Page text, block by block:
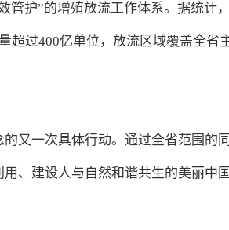
管护”的增殖放流工作体系。据统计
超过400亿单位，放流区域覆盖全省
又一次具体行动。通过全省范围的
、建设人与自然和谐共生的美丽中